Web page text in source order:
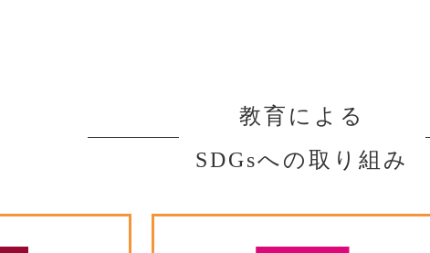
教育による
SDGsへの取り組み